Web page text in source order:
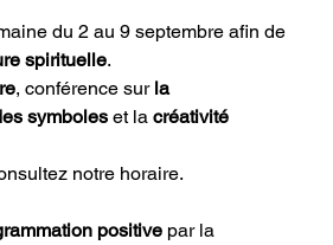
du 2 au 9 septembre afin de
spirituelle.
, conférence sur la
symboles et la créativité
notre horaire.
positive par la